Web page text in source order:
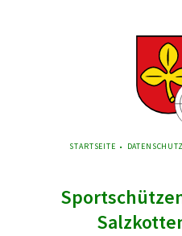
NAVIGATION
STARTSEITE